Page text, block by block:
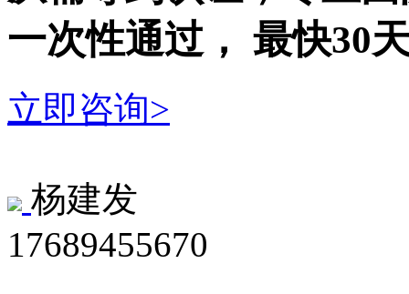
一次性通过， 最快30
立即咨询>
杨建发
17689455670